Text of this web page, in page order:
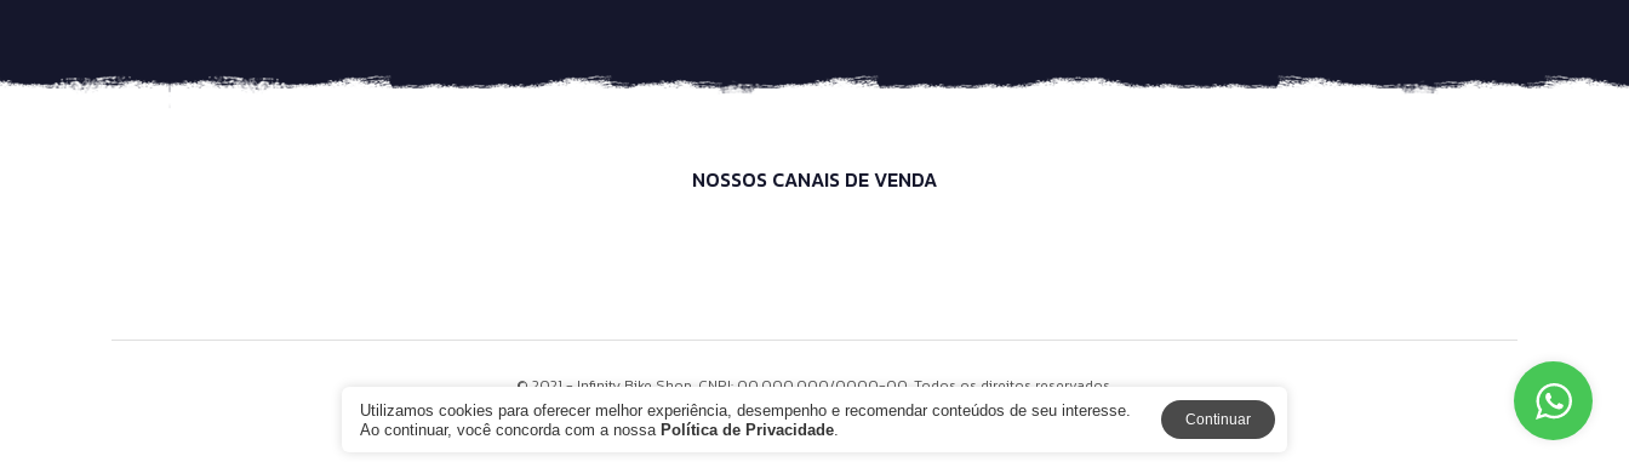
NOSSOS CANAIS DE VENDA
© 2021 - Infinity Bike Shop. CNPJ: 00.000.000/0000-00. Todos os direitos reservados.
Utilizamos cookies para oferecer melhor experiência, desempenho e recomendar conteúdos de seu interesse.
Ao continuar, você concorda com a nossa Política de Privacidade.
Continuar